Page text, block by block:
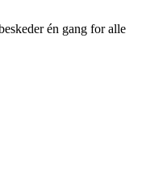
én gang for alle